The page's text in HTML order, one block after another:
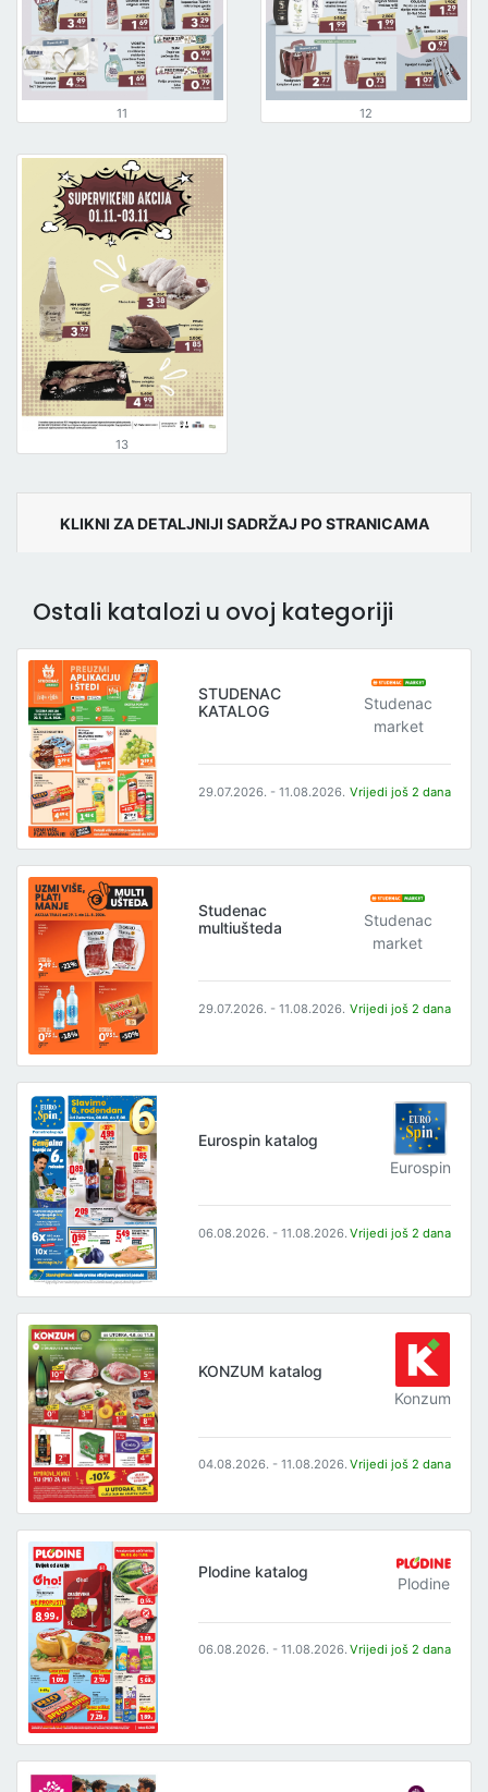
11 12
13
KLIKNI ZA DETALJNIJI SADRŽAJ PO STRANICAMA
Ostali katalozi u ovoj kategoriji
STUDENAC
KATALOG
Studenac
market
29.07.2026. - 11.08.2026. Vrijedi još 2 dana
Studenac
multiušteda
Studenac
market
29.07.2026. - 11.08.2026. Vrijedi još 2 dana
Eurospin katalog
Eurospin
06.08.2026. - 11.08.2026. Vrijedi još 2 dana
KONZUM katalog
Konzum
04.08.2026. - 11.08.2026. Vrijedi još 2 dana
Plodine katalog
Plodine
06.08.2026. - 11.08.2026. Vrijedi još 2 dana